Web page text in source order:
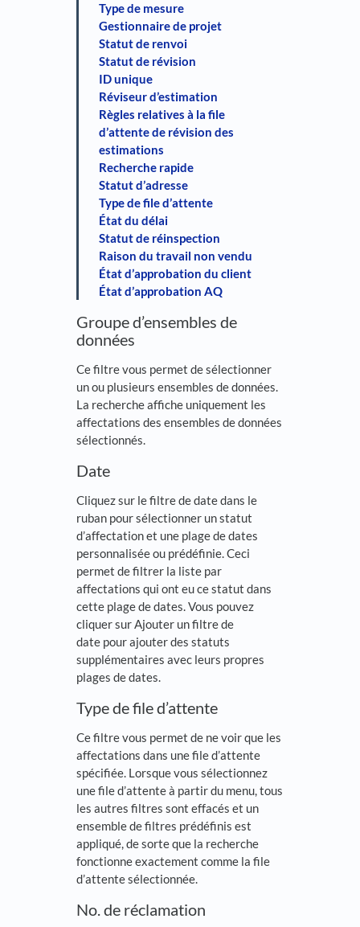
Type de mesure
Gestionnaire de projet
Statut de renvoi
Statut de révision
ID unique
Réviseur d’estimation
Règles relatives à la file
d’attente de révision des
estimations
Recherche rapide
Statut d’adresse
Type de file d’attente
État du délai
Statut de réinspection
Raison du travail non vendu
État d’approbation du client
État d’approbation AQ
Groupe d’ensembles de
données
Ce filtre vous permet de sélectionner
un ou plusieurs ensembles de données.
La recherche affiche uniquement les
affectations des ensembles de données
sélectionnés.
Date
Cliquez sur le filtre de date dans le
ruban pour sélectionner un statut
d’affectation et une plage de dates
personnalisée ou prédéfinie. Ceci
permet de filtrer la liste par
affectations qui ont eu ce statut dans
cette plage de dates. Vous pouvez
cliquer sur Ajouter un filtre de
date pour ajouter des statuts
supplémentaires avec leurs propres
plages de dates.
Type de file d’attente
Ce filtre vous permet de ne voir que les
affectations dans une file d’attente
spécifiée. Lorsque vous sélectionnez
une file d’attente à partir du menu, tous
les autres filtres sont effacés et un
ensemble de filtres prédéfinis est
appliqué, de sorte que la recherche
fonctionne exactement comme la file
d’attente sélectionnée.
No. de réclamation